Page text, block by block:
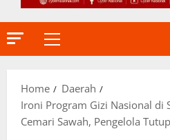
Primary
Home
Daerah
Ironi Program Gizi Nasional di
Cemari Sawah, Pengelola